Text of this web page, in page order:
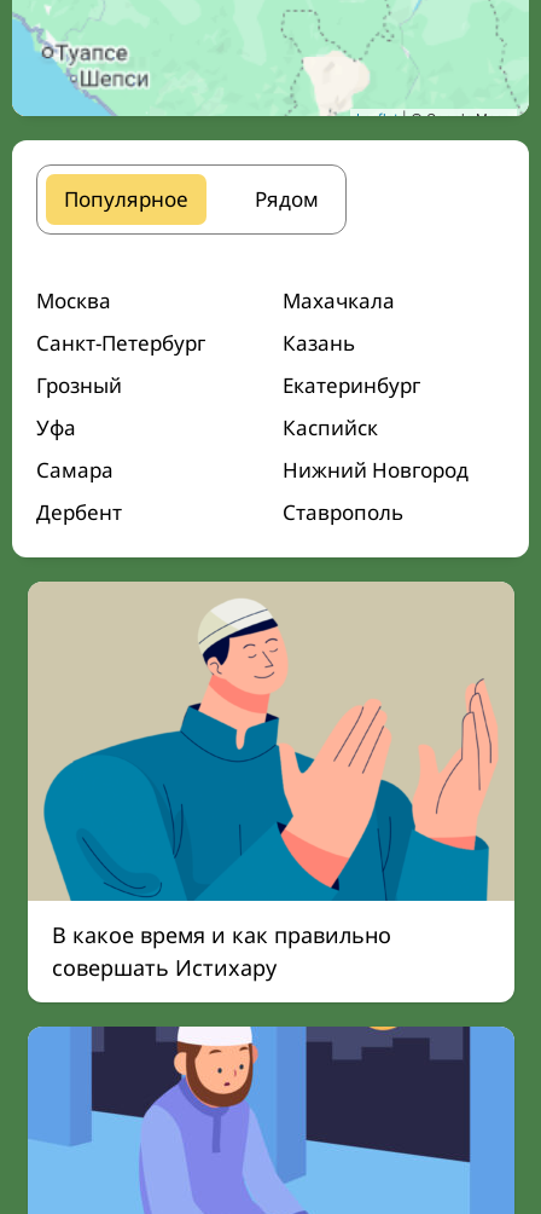
Leaflet| © Google Maps
Популярное Рядом
Москва
Махачкала
Санкт-Петербург
Казань
Грозный
Екатеринбург
Уфа
Каспийск
Самара
Нижний Новгород
Дербент
Ставрополь
В какое время и как правильно
совершать Истихару